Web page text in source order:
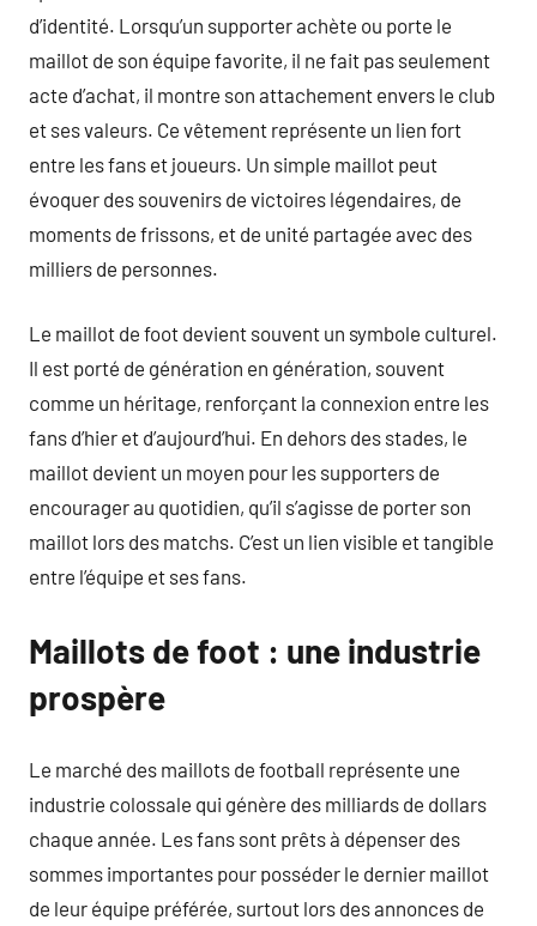
d’identité. Lorsqu’un supporter achète ou porte le
maillot de son équipe favorite, il ne fait pas seulement
acte d’achat, il montre son attachement envers le club
et ses valeurs. Ce vêtement représente un lien fort
entre les fans et joueurs. Un simple maillot peut
évoquer des souvenirs de victoires légendaires, de
moments de frissons, et de unité partagée avec des
milliers de personnes.
Le maillot de foot devient souvent un symbole culturel.
Il est porté de génération en génération, souvent
comme un héritage, renforçant la connexion entre les
fans d’hier et d’aujourd’hui. En dehors des stades, le
maillot devient un moyen pour les supporters de
encourager au quotidien, qu’il s’agisse de porter son
maillot lors des matchs. C’est un lien visible et tangible
entre l’équipe et ses fans.
Maillots de foot : une industrie
prospère
Le marché des maillots de football représente une
industrie colossale qui génère des milliards de dollars
chaque année. Les fans sont prêts à dépenser des
sommes importantes pour posséder le dernier maillot
de leur équipe préférée, surtout lors des annonces de